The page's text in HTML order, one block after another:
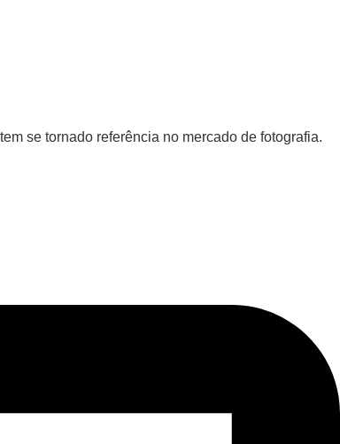
se tornado referência no mercado de fotografia.